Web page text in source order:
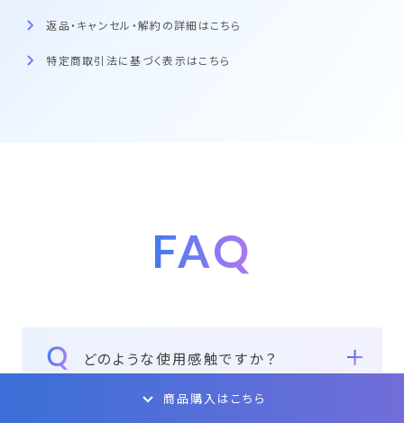
返品・キャンセル・解約の詳細はこちら
特定商取引法に基づく表示はこちら
FAQ
どのような使用感触ですか？
商品購入はこちら